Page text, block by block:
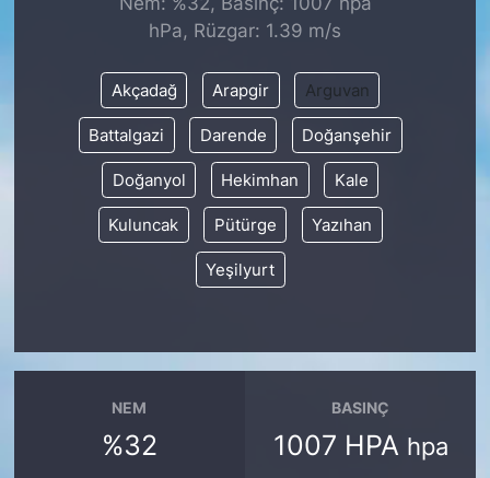
hPa, Rüzgar: 1.39 m/s
Akçadağ Arapgir Arguvan
Battalgazi Darende Doğanşehir
Doğanyol Hekimhan Kale
Kuluncak Pütürge Yazıhan
Yeşilyurt
NEM
%32
BASINÇ
1007 HPA hpa
KONGRE TAKVİMİ
RÖPORTAJLAR
BİYOGRAFİLER